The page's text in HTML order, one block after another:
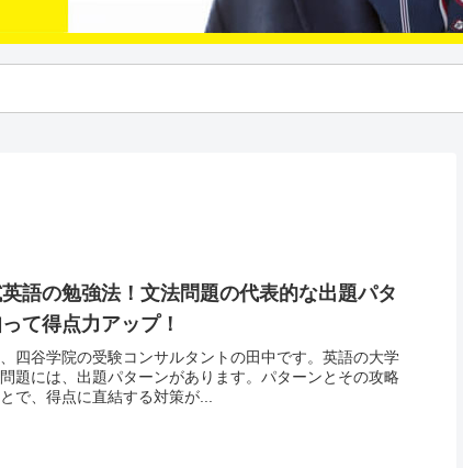
語の勉強法！文法問題の代表的な出題パタ
て得点力アップ！
四谷学院の受験コンサルタントの田中です。英語の大学
題には、出題パターンがあります。パターンとその攻略
で、得点に直結する対策が...